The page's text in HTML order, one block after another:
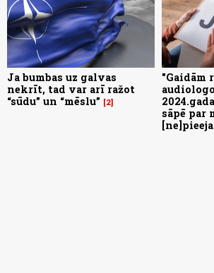
Ja bumbas uz galvas
nekrīt, tad var arī ražot
“sūdu” un “mēslu”
2
"Gaidām
sāpē par